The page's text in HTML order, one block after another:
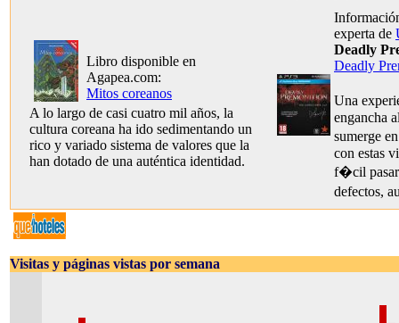
Libro disponible en
Agapea.com:
Mitos coreanos
A lo largo de casi cuatro mil años, la
cultura coreana ha ido sedimentando un
rico y variado sistema de valores que la
han dotado de una auténtica identidad.
experta de
Deadly
Deadly
Una
engancha
sumerge
con estas
f�cil pasar
defectos,
Visitas y páginas vistas por semana